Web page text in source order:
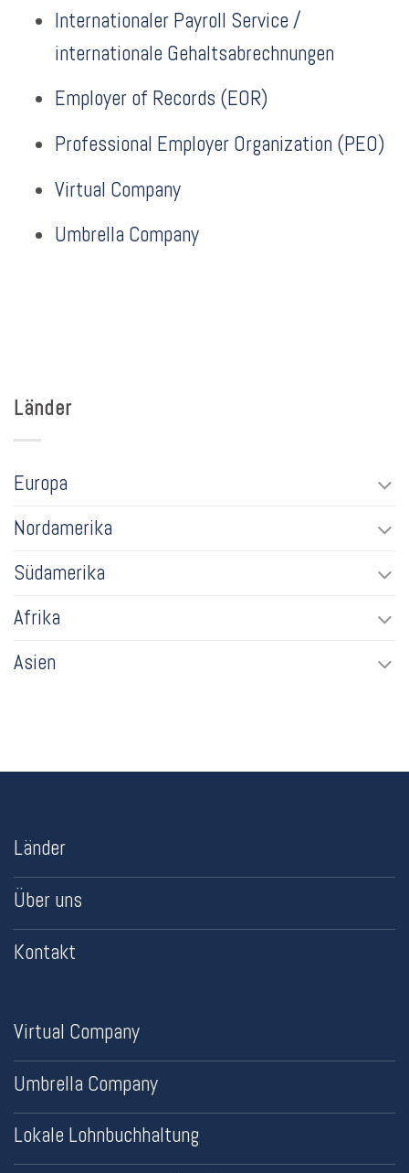
Internationaler Payroll Service /
internationale Gehaltsabrechnungen
Employer of Records (EOR)
Professional Employer Organization (PEO)
Virtual Company
Umbrella Company
Länder
Europa
Nordamerika
Südamerika
Afrika
Asien
Länder
Über uns
Kontakt
Virtual Company
Umbrella Company
Lokale Lohnbuchhaltung